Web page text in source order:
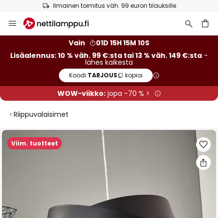
Ilmainen toimitus väh. 99 euron tilauksille
to
Vain
01D 15H 15M 09S
Lisäalennus: 10 % väh. 99 €:sta tai 13 % väh. 149 €:sta -
lähes kaikesta
Koodi:TARJOUS kopioi
WOW-viikko:jopa -70 % >
Riippuvalaisimet
Viim. tuotteet
Skip
to
images